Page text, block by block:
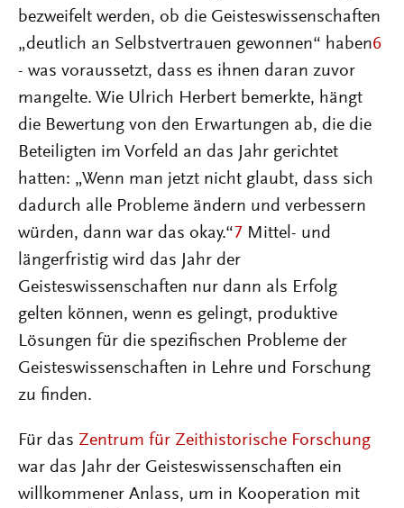
bezweifelt werden, ob die Geisteswissenschaften
„deutlich an Selbstvertrauen gewonnen“ haben6
- was voraussetzt, dass es ihnen daran zuvor
mangelte. Wie Ulrich Herbert bemerkte, hängt
die Bewertung von den Erwartungen ab, die die
Beteiligten im Vorfeld an das Jahr gerichtet
hatten: „Wenn man jetzt nicht glaubt, dass sich
dadurch alle Probleme ändern und verbessern
würden, dann war das okay.“7 Mittel- und
längerfristig wird das Jahr der
Geisteswissenschaften nur dann als Erfolg
gelten können, wenn es gelingt, produktive
Lösungen für die spezifischen Probleme der
Geisteswissenschaften in Lehre und Forschung
zu finden.
Für das Zentrum für Zeithistorische Forschung
war das Jahr der Geisteswissenschaften ein
willkommener Anlass, um in Kooperation mit